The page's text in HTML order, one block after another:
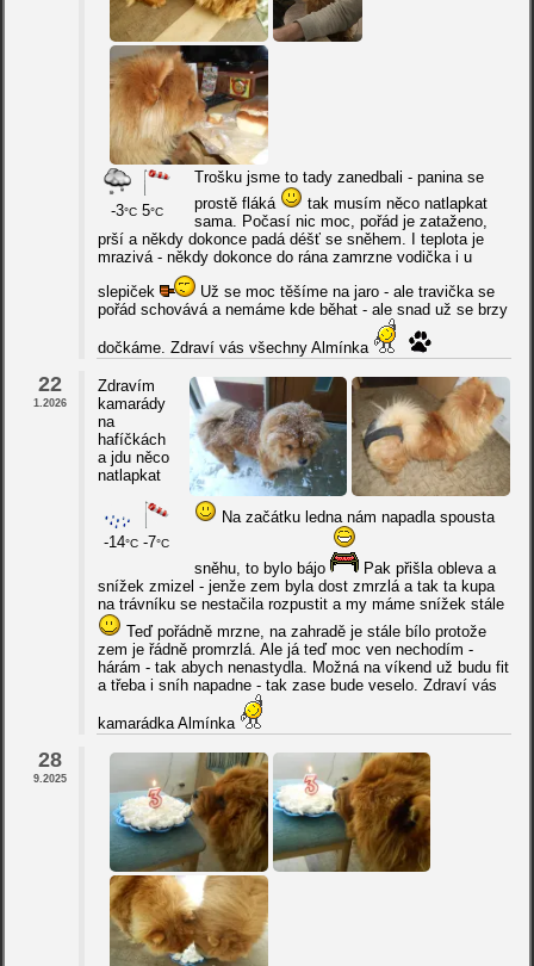
-3°C5°C
Trošku jsme to tady zanedbali - panina se
prostě fláká
tak musím něco natlapkat
sama. Počasí nic moc, pořád je zataženo,
prší a někdy dokonce padá déšť se sněhem. I teplota je
mrazivá - někdy dokonce do rána zamrzne vodička i u
slepiček
Už se moc těšíme na jaro - ale travička se
pořád schovává a nemáme kde běhat - ale snad už se brzy
dočkáme. Zdraví vás všechny Almínka
22
1.2026
-14°C -7°C
Zdravím
kamarády
na
hafíčkách
a jdu něco
natlapkat
Na začátku ledna nám napadla spousta
sněhu, to bylo bájo
Pak přišla obleva a
snížek zmizel - jenže zem byla dost zmrzlá a tak ta kupa
na trávníku se nestačila rozpustit a my máme snížek stále
Teď pořádně mrzne, na zahradě je stále bílo protože
zem je řádně promrzlá. Ale já teď moc ven nechodím -
hárám - tak abych nenastydla. Možná na víkend už budu fit
a třeba i sníh napadne - tak zase bude veselo. Zdraví vás
kamarádka Almínka
28
9.2025